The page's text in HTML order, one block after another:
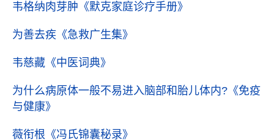
韦格纳肉芽肿 《默克家庭诊疗手册》
为善去疾 《急救广生集》
韦慈藏 《中医词典》
为什么病原体一般不易进入脑部和胎儿体内? 《免疫
与健康》
薇衔根 《冯氏锦囊秘录》